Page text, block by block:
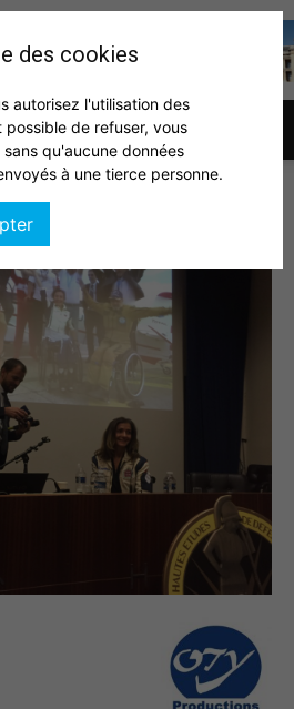
Association
auditeurs
des cookies
autorisez l'utilisation des
de refuser, vous
qu'aucune données
à une tierce personne.